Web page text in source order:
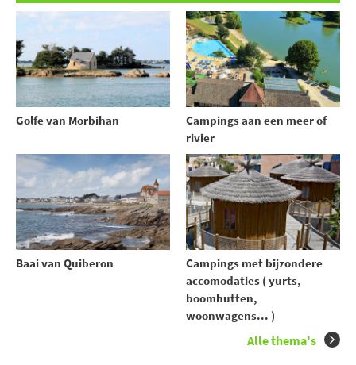
Golfe van Morbihan
Campings aan een meer of
rivier
Baai van Quiberon
Campings met bijzondere
accomodaties ( yurts,
boomhutten,
woonwagens... )
Alle thema's